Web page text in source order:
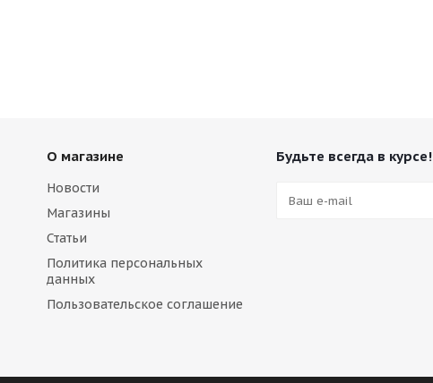
О магазине
Новости
Магазины
Статьи
Политика персональных
данных
Пользовательское соглашение
Будьте всегда в курсе!